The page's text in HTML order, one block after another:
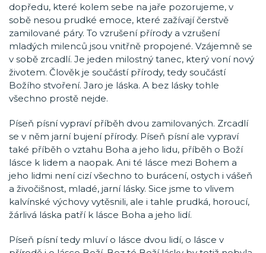
dopředu, které kolem sebe na jaře pozorujeme, v
sobě nesou prudké emoce, které zažívají čerstvě
zamilované páry. To vzrušení přírody a vzrušení
mladých milenců jsou vnitřně propojené. Vzájemně se
v sobě zrcadlí. Je jeden milostný tanec, který voní nový
životem. Člověk je součástí přírody, tedy součástí
Božího stvoření. Jaro je láska. A bez lásky tohle
všechno prostě nejde.
Píseň písní vypraví příběh dvou zamilovaných. Zrcadlí
se v něm jarní bujení přírody. Píseň písní ale vypraví
také příběh o vztahu Boha a jeho lidu, příběh o Boží
lásce k lidem a naopak. Ani té lásce mezi Bohem a
jeho lidmi není cizí všechno to burácení, ostych i vášeň
a živočišnost, mladé, jarní lásky. Sice jsme to vlivem
kalvínské výchovy vytěsnili, ale i tahle prudká, horoucí,
žárlivá láska patří k lásce Boha a jeho lidí.
Píseň písní tedy mluví o lásce dvou lidí, o lásce v